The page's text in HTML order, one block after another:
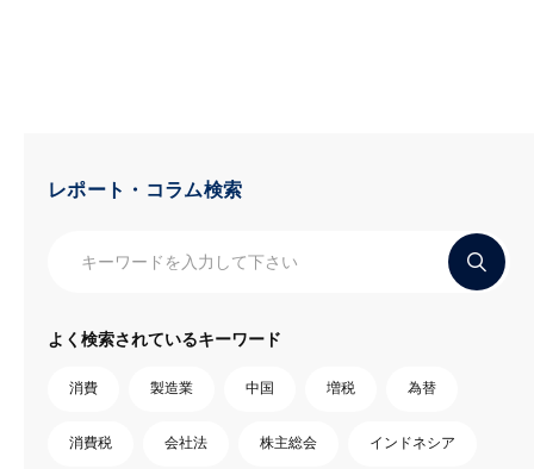
レポート・コラム検索
よく検索されているキーワード
消費 製造業 中国 増税 為替
消費税 会社法 株主総会 インドネシア